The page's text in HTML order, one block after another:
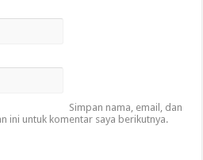
Simpan nama, email, dan
ini untuk komentar saya berikutnya.